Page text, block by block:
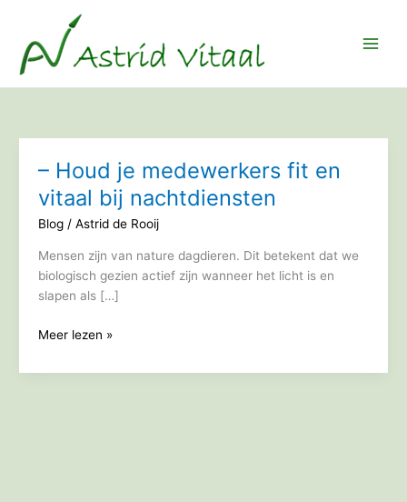
inhoud
– Houd je medewerkers fit en
vitaal bij nachtdiensten
Blog/ Astrid de Rooij
Mensen zijn van nature dagdieren. Dit betekent dat we
biologisch gezien actief zijn wanneer het licht is en
slapen als […]
–
je
Meer lezen »